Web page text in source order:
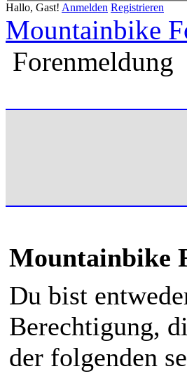
Hallo, Gast! Anmelden Registrieren
Mountainbike
Forenmeldung
Mountainbike
Du bist
Berechtigung,
der folgenden